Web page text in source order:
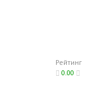
Рейтинг
0.00